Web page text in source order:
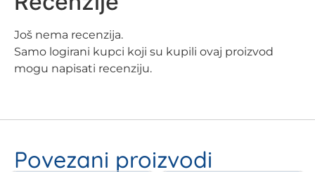
Još nema recenzija.
Samo logirani kupci koji su kupili ovaj proizvod
mogu napisati recenziju.
Povezani proizvodi